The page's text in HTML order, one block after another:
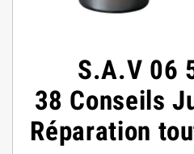
S.A.V 06
38 Conseils
Réparation